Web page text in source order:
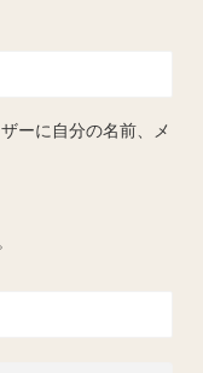
ーに自分の名前、メ